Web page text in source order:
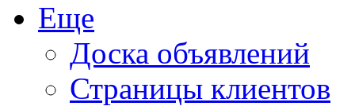
Еще
Доска объявлений
Страницы клиентов